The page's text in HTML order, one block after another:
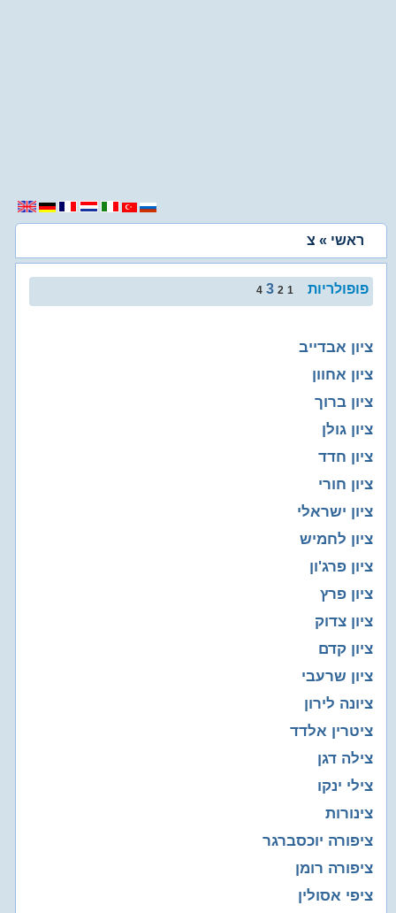
ראשי » צ
4 3 2 1 פופולריות
ציון אבדייב
ציון אחוון
ציון ברוך
ציון גולן
ציון חדד
ציון חורי
ציון ישראלי
ציון לחמיש
ציון פרג'ון
ציון פרץ
ציון צדוק
ציון קדם
ציון שרעבי
ציונה לירון
ציטרין אלדד
צילה דגן
צילי ינקו
צינורות
ציפורה יוכסברגר
ציפורה רומן
ציפי אסולין